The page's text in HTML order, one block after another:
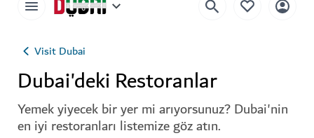
Visit Dubai
Dubai'deki Restoranlar
Yemek yiyecek bir yer mi arıyorsunuz? Dubai'nin
en iyi restoranları listemize göz atın.